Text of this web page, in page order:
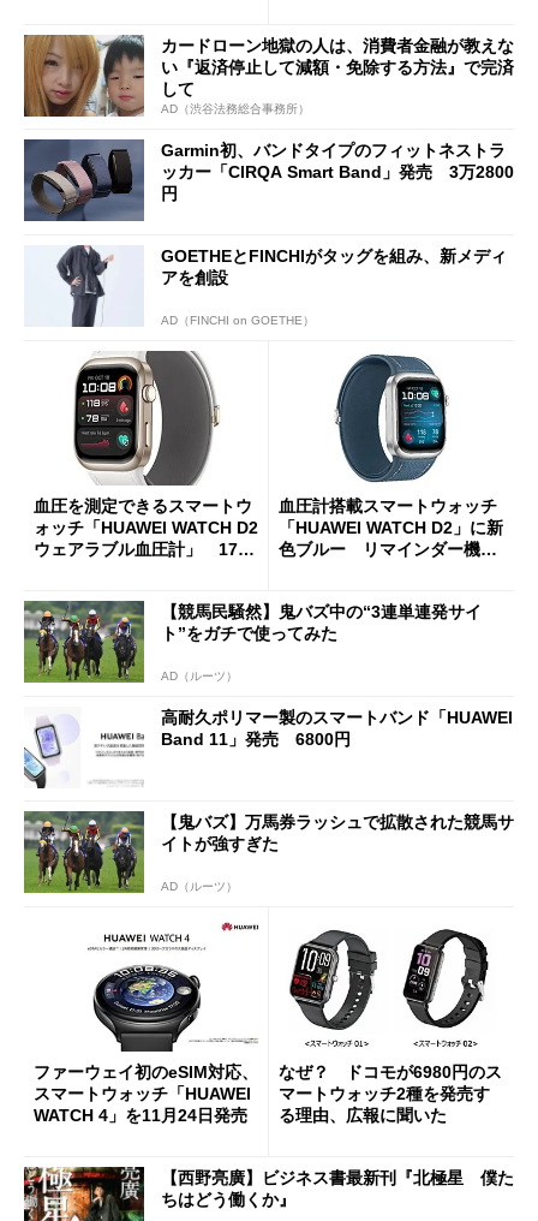
カードローン地獄の人は、消費者金融が教えな
い『返済停止して減額・免除する方法』で完済
して
AD（渋谷法務総合事務所）
Garmin初、バンドタイプのフィットネストラ
ッカー「CIRQA Smart Band」発売 3万2800
円
GOETHEとFINCHIがタッグを組み、新メディ
アを創設
AD（FINCHI on GOETHE）
血圧を測定できるスマートウ
ォッチ「HUAWEI WATCH D2
ウェアラブル血圧計」 17％
血圧計搭載スマートウォッチ
「HUAWEI WATCH D2」に新
色ブルー リマインダー機能
【競馬民騒然】鬼バズ中の“3連単連発サイ
ト”をガチで使ってみた
AD（ルーツ）
高耐久ポリマー製のスマートバンド「HUAWEI
Band 11」発売 6800円
【鬼バズ】万馬券ラッシュで拡散された競馬サ
イトが強すぎた
AD（ルーツ）
ファーウェイ初のeSIM対応、
スマートウォッチ「HUAWEI
WATCH 4」を11月24日発売
なぜ？ ドコモが6980円のス
マートウォッチ2種を発売す
る理由、広報に聞いた
【西野亮廣】ビジネス書最新刊『北極星 僕た
ちはどう働くか』